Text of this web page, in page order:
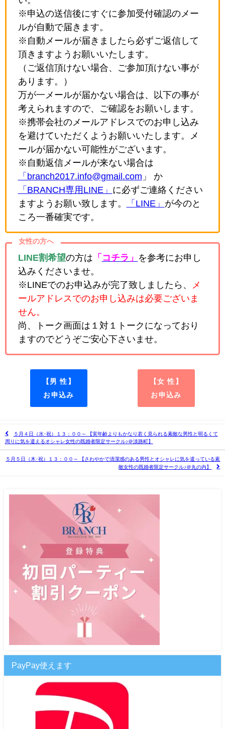
※申込の送信後にすぐに参加受付確認のメー
ルが自動で届きます。
※自動メールが届きましたら必ずご返信して
頂きますようお願いいたします。
（ご返信頂けない場合、ご参加頂けない事が
あります。）
万が一メールが届かない場合は、以下の事が
考えられますので、ご確認をお願いします。
※携帯会社のメールアドレスでのお申し込み
を避けていただくようお願いいたします。メ
ールが届かない可能性がございます。
※自動返信メールが来ない場合は
「branch2017.info@gmail.com 」 か
「BRANCH専用LINE」 に必ずご連絡ください
ますようお願い致します。
「LINE」 が今のと
ころ一番確実です。
女性の方へ
LINE割希望の方は 「 コチラ」
を参考にお申し
込みくださいませ。
※LINEでのお申込みが完了致しましたら、
メ
ールアドレスでのお申し込みは必要ございま
せん。
尚、トーク画面は１対１トークになっており
ますのでどうぞご安心下さいませ。
【男 性】
お申込み
【女 性】
お申込み
５月４日（水･祝）１３：００～ 【実年齢よりもかなり若く見られる素敵な男性と明るくて
周りに気を遣えるオシャレ女性の既婚者限定サークル♪＠淡路町】
５月５日（木･祝）１３：００～ 【さわやかで清潔感のある男性とオシャレに気を遣っている素
敵女性の既婚者限定サークル♪＠丸の内】
PayPay使えます